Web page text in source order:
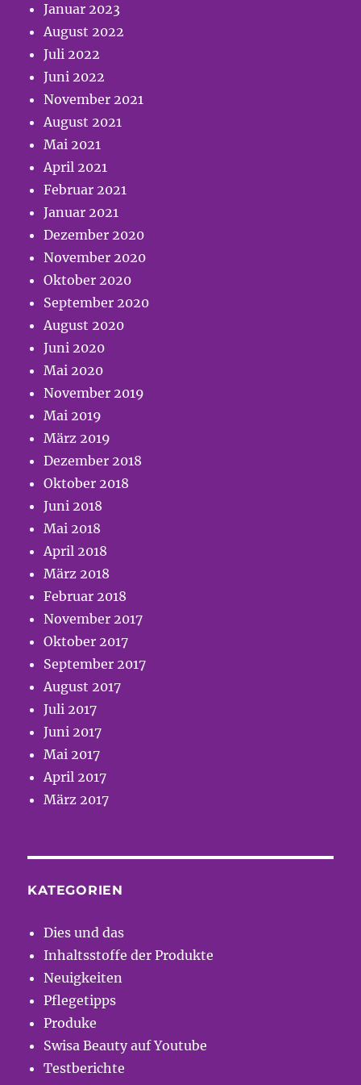
Januar 2023
August 2022
Juli 2022
Juni 2022
November 2021
August 2021
Mai 2021
April 2021
Februar 2021
Januar 2021
Dezember 2020
November 2020
Oktober 2020
September 2020
August 2020
Juni 2020
Mai 2020
November 2019
Mai 2019
März 2019
Dezember 2018
Oktober 2018
Juni 2018
Mai 2018
April 2018
März 2018
Februar 2018
November 2017
Oktober 2017
September 2017
August 2017
Juli 2017
Juni 2017
Mai 2017
April 2017
März 2017
KATEGORIEN
Dies und das
Inhaltsstoffe der Produkte
Neuigkeiten
Pflegetipps
Produke
Swisa Beauty auf Youtube
Testberichte